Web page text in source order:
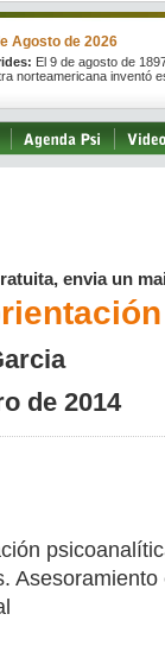
Agosto de 2026
El 9 de agosto de
norteamericana inventó
envia un
de 2014